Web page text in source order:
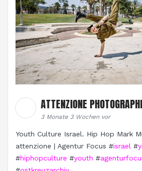
ATTENZIONE
3 Monate 3 Wochen vor
Youth Culture Israel. Hip Hop Mark
attenzione | Agentur Focus #israel #
#hiphopculture #youth #